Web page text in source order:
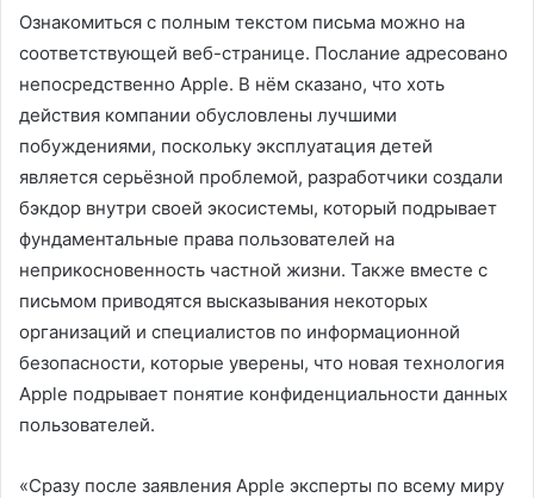
Ознакомиться с полным текстом письма можно на
соответствующей веб-странице. Послание адресовано
непосредственно Apple. В нём сказано, что хоть
действия компании обусловлены лучшими
побуждениями, поскольку эксплуатация детей
является серьёзной проблемой, разработчики создали
бэкдор внутри своей экосистемы, который подрывает
фундаментальные права пользователей на
неприкосновенность частной жизни. Также вместе с
письмом приводятся высказывания некоторых
организаций и специалистов по информационной
безопасности, которые уверены, что новая технология
Apple подрывает понятие конфиденциальности данных
пользователей.
«Сразу после заявления Apple эксперты по всему миру